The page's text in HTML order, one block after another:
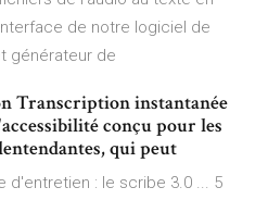
de notre logiciel de
générateur de
Transcription instantanée
conçu pour les
qui peut
d'entretien : le scribe 3.0 ... 5